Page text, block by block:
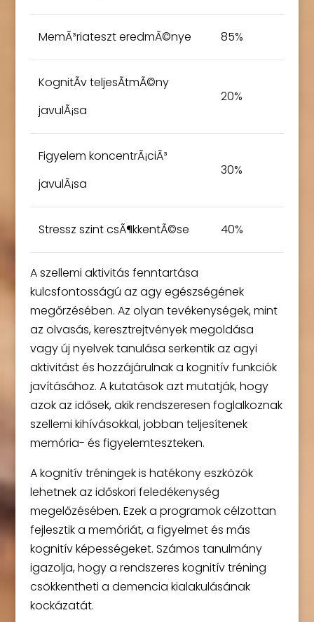
MemÃ³riateszt eredmÃ©nye 85%
KognitÃ­v teljesÃ­tmÃ©ny
javulÃ¡sa
20%
Figyelem koncentrÃ¡ciÃ³
javulÃ¡sa
30%
Stressz szint csÃ¶kkentÃ©se 40%
A szellemi aktivitás fenntartása
kulcsfontosságú az agy egészségének
megőrzésében. Az olyan tevékenységek, mint
az olvasás, keresztrejtvények megoldása
vagy új nyelvek tanulása serkentik az agyi
aktivitást és hozzájárulnak a kognitív funkciók
javításához. A kutatások azt mutatják, hogy
azok az idősek, akik rendszeresen foglalkoznak
szellemi kihívásokkal, jobban teljesítenek
memória- és figyelemteszteken.
A kognitív tréningek is hatékony eszközök
lehetnek az időskori feledékenység
megelőzésében. Ezek a programok célzottan
fejlesztik a memóriát, a figyelmet és más
kognitív képességeket. Számos tanulmány
igazolja, hogy a rendszeres kognitív tréning
csökkentheti a demencia kialakulásának
kockázatát.